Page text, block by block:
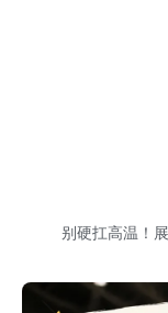
别硬扛高温！